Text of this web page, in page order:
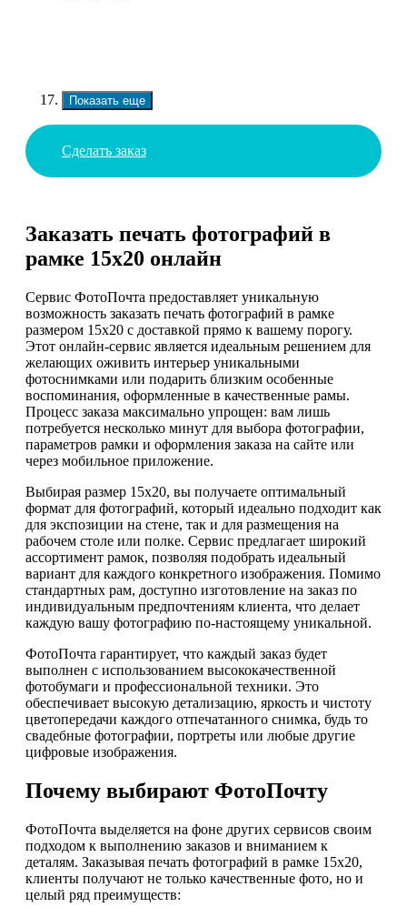
Показать еще
Сделать заказ
Заказать печать фотографий в
рамке 15х20 онлайн
Сервис ФотоПочта предоставляет уникальную
возможность заказать печать фотографий в рамке
размером 15х20 с доставкой прямо к вашему порогу.
Этот онлайн-сервис является идеальным решением для
желающих оживить интерьер уникальными
фотоснимками или подарить близким особенные
воспоминания, оформленные в качественные рамы.
Процесс заказа максимально упрощен: вам лишь
потребуется несколько минут для выбора фотографии,
параметров рамки и оформления заказа на сайте или
через мобильное приложение.
Выбирая размер 15х20, вы получаете оптимальный
формат для фотографий, который идеально подходит как
для экспозиции на стене, так и для размещения на
рабочем столе или полке. Сервис предлагает широкий
ассортимент рамок, позволяя подобрать идеальный
вариант для каждого конкретного изображения. Помимо
стандартных рам, доступно изготовление на заказ по
индивидуальным предпочтениям клиента, что делает
каждую вашу фотографию по-настоящему уникальной.
ФотоПочта гарантирует, что каждый заказ будет
выполнен с использованием высококачественной
фотобумаги и профессиональной техники. Это
обеспечивает высокую детализацию, яркость и чистоту
цветопередачи каждого отпечатанного снимка, будь то
свадебные фотографии, портреты или любые другие
цифровые изображения.
Почему выбирают ФотоПочту
ФотоПочта выделяется на фоне других сервисов своим
подходом к выполнению заказов и вниманием к
деталям. Заказывая печать фотографий в рамке 15х20,
клиенты получают не только качественные фото, но и
целый ряд преимуществ: